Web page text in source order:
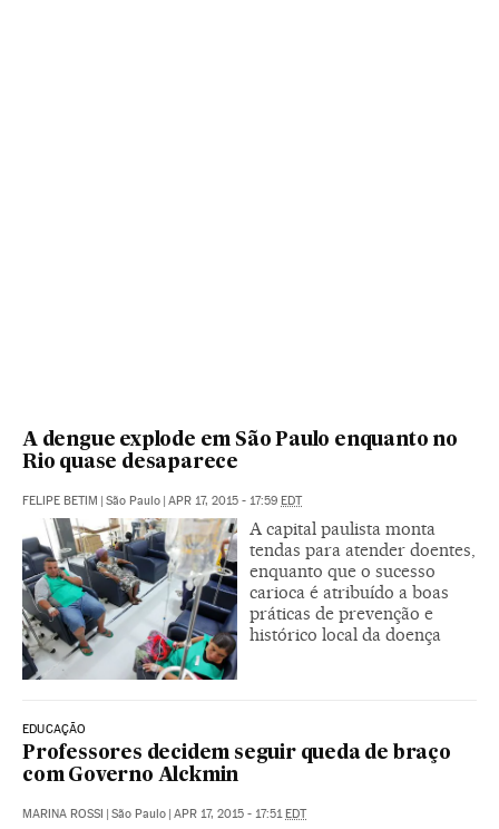
A dengue explode em São Paulo enquanto no
Rio quase desaparece
FELIPE BETIM | São Paulo | APR 17, 2015 - 17:59 EDT
A capital paulista monta
tendas para atender doentes,
enquanto que o sucesso
carioca é atribuído a boas
práticas de prevenção e
histórico local da doença
EDUCAÇÃO
Professores decidem seguir queda de braço
com Governo Alckmin
MARINA ROSSI | São Paulo | APR 17, 2015 - 17:51EDT